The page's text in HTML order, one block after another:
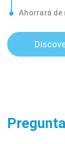
Ahorrará de